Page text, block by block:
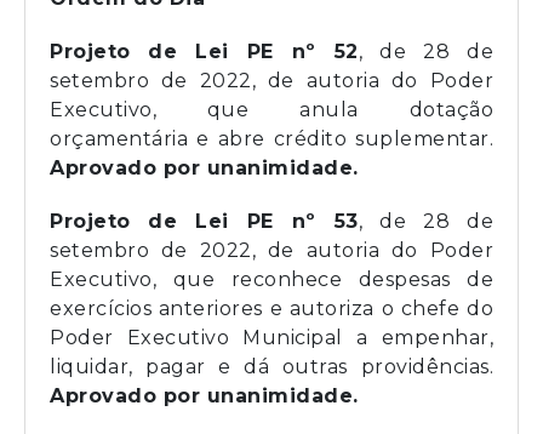
Projeto de Lei PE nº 52, de 28 de
setembro de 2022, de autoria do Poder
Executivo, que anula dotação
orçamentária e abre crédito suplementar.
Aprovado por unanimidade.
Projeto de Lei PE nº 53, de 28 de
setembro de 2022, de autoria do Poder
Executivo, que reconhece despesas de
exercícios anteriores e autoriza o chefe do
Poder Executivo Municipal a empenhar,
liquidar, pagar e dá outras providências.
Aprovado por unanimidade.